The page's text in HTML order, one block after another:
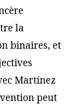
la
binaires, et
Martínez
peut